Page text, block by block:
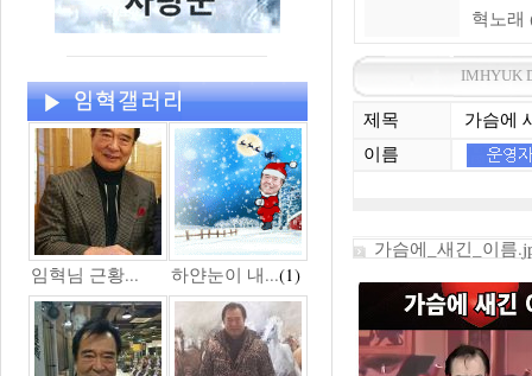
임혁님 근황... 하얀눈이 내...(1)
혁노래
IMHYUK
제목
가슴에
이름
가슴에_새긴_이름